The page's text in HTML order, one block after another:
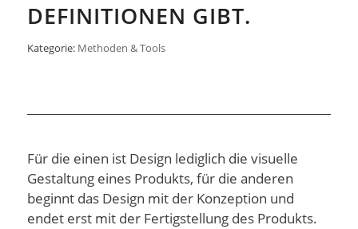
DEFINITIONEN GIBT.
Kategorie: Methoden & Tools
Für die einen ist Design lediglich die visuelle
Gestaltung eines Produkts, für die anderen
beginnt das Design mit der Konzeption und
endet erst mit der Fertigstellung des Produkts.